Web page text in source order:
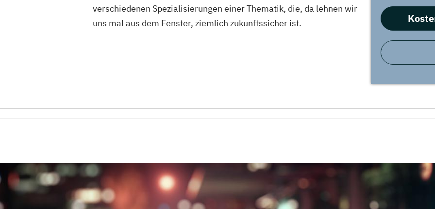
verschiedenen Spezialisierungen einer Thematik, die, da lehnen wir
uns mal aus dem Fenster, ziemlich zukunftssicher ist.